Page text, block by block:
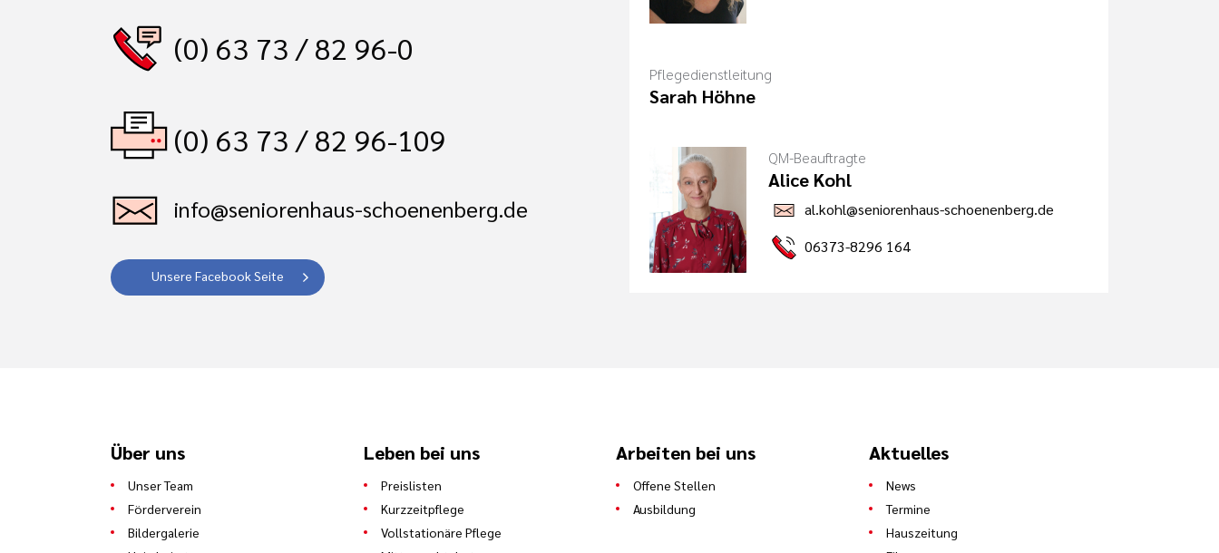
(0) 63 73 / 82 96-0
(0) 63 73 / 82 96-109
info@seniorenhaus-schoenenberg.de
Unsere Facebook Seite
Pflegedienstleitung
Sarah Höhne
QM-Beauftragte
Alice Kohl
al.kohl@seniorenhaus-schoenenberg.de
06373-8296 164
Über uns
Unser Team
Förderverein
Bildergalerie
Leben bei uns
Preislisten
Kurzzeitpflege
Vollstationäre Pflege
Arbeiten bei uns
Offene Stellen
Ausbildung
Aktuelles
News
Termine
Hauszeitung